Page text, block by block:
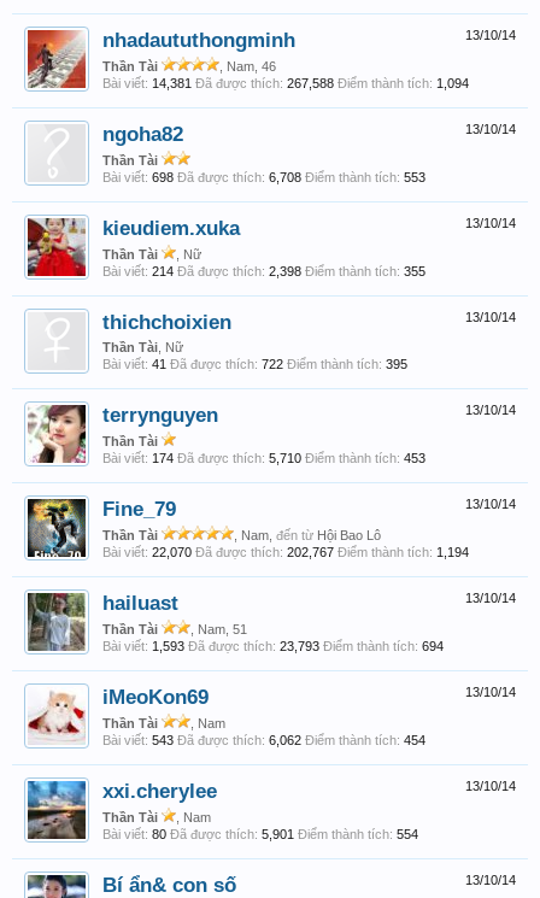
13/10/14
nhadaututhongminh
Thần Tài
, Nam, 46
Bài viết: 14,381 Đã được thích: 267,588 Điểm thành tích: 1,094
13/10/14
ngoha82
Thần Tài
Bài viết: 698 Đã được thích: 6,708 Điểm thành tích: 553
13/10/14
kieudiem.xuka
Thần Tài
, Nữ
Bài viết: 214 Đã được thích: 2,398 Điểm thành tích: 355
13/10/14
thichchoixien
Thần Tài , Nữ
Bài viết: 41 Đã được thích: 722 Điểm thành tích: 395
13/10/14
terrynguyen
Thần Tài
Bài viết: 174 Đã được thích: 5,710 Điểm thành tích: 453
13/10/14
Fine_79
Thần Tài , Nam, đến từ Hội Bao Lô
Bài viết: 22,070 Đã được thích: 202,767 Điểm thành tích: 1,194
13/10/14
hailuast
Thần Tài
, Nam, 51
Bài viết: 1,593 Đã được thích: 23,793 Điểm thành tích: 694
13/10/14
iMeoKon69
Thần Tài
, Nam
Bài viết: 543 Đã được thích: 6,062 Điểm thành tích: 454
13/10/14
xxi.cherylee
Thần Tài
, Nam
Bài viết: 80 Đã được thích: 5,901 Điểm thành tích: 554
13/10/14
Bí ẩn& con số